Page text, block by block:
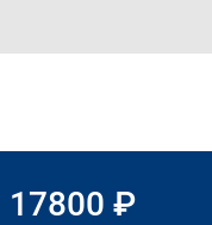
17800 ₽